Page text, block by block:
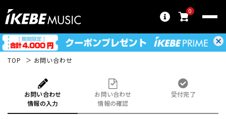
0
TOP お問い合わせ
お問い合わせ
情報の入力
お問い合わせ
情報の確認
受付完了